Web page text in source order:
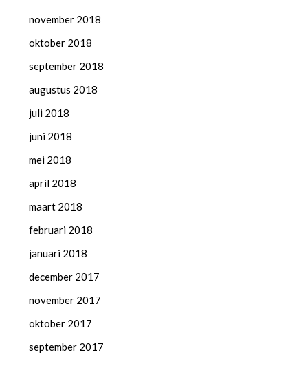
november 2018
oktober 2018
september 2018
augustus 2018
juli 2018
juni 2018
mei 2018
april 2018
maart 2018
februari 2018
januari 2018
december 2017
november 2017
oktober 2017
september 2017